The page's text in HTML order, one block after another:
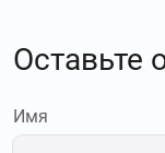
Оставьте
Имя